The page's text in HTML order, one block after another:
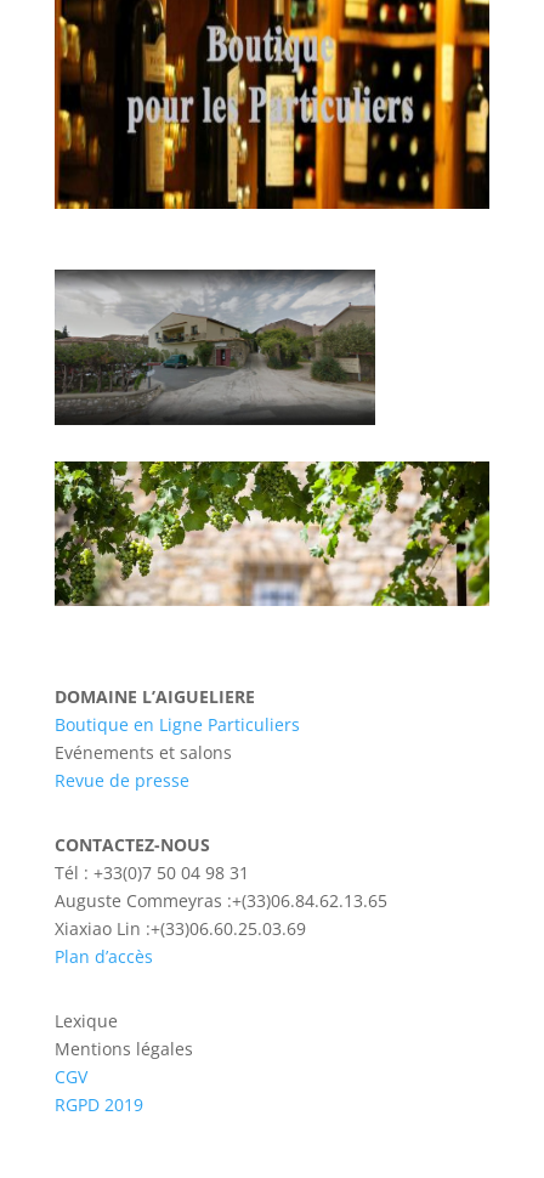
DOMAINE L’AIGUELIERE
Boutique en Ligne Particuliers
Evénements et salons
Revue de presse
CONTACTEZ-NOUS
Tél : +33(0)7 50 04 98 31
Auguste Commeyras :+(33)06.84.62.13.65
Xiaxiao Lin :+(33)06.60.25.03.69
Plan d’accès
Lexique
Mentions légales
CGV
RGPD 2019